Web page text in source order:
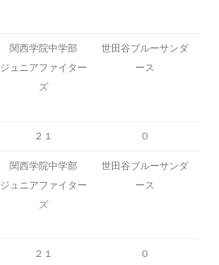
関西学院中学部
ジュニアファイター
ズ
世田谷ブルーサンダ
ース
２１ ０
関西学院中学部
ジュニアファイター
ズ
世田谷ブルーサンダ
ース
２１ ０